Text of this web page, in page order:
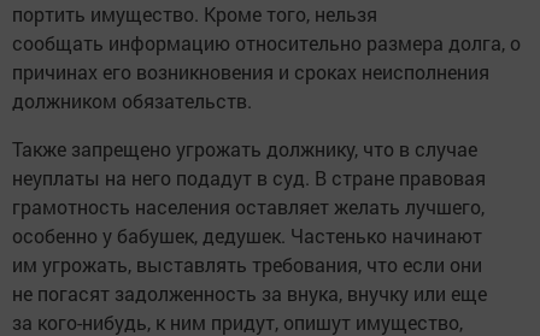
портить имущество. Кроме того, нельзя
сообщать информацию относительно размера долга, о
причинах его возникновения и сроках неисполнения
должником обязательств.
Также запрещено угрожать должнику, что в случае
неуплаты на него подадут в суд. В стране правовая
грамотность населения оставляет желать лучшего,
особенно у бабушек, дедушек. Частенько начинают
им угрожать, выставлять требования, что если они
не погасят задолженность за внука, внучку или еще
за кого-нибудь, к ним придут, опишут имущество,